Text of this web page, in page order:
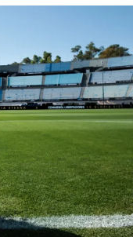
saiu do
adversário,
Já o outro foi
deu uma
a Bola de
jogadores do
equipe é feita com
atletas durante
e Villasanti, o
com a bola de